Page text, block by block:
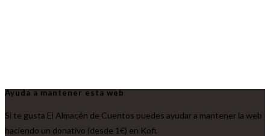
Ayuda a mantener esta web
Si te gusta El Almacén de Cuentos puedes ayudar a mantener la web
haciendo un donativo (desde 1€) en Kofi.